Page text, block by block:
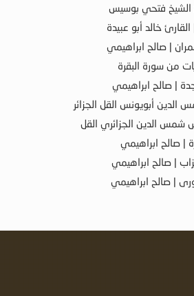
الشيخ فتحي بوسيس
خالد أبو عبيدة
| صالح ابراهيمي
من سورة البقرة
| صالح ابراهيمي
الدين أبويونس القل الجزائر
شمس الدين الجزائري القل
| صالح ابراهيمي
| صالح ابراهيمي
| صالح ابراهيمي